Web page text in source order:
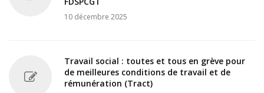
10 décembre 2025
Travail social : toutes et tous en grève pour
de meilleures conditions de travail et de
rémunération (Tract)